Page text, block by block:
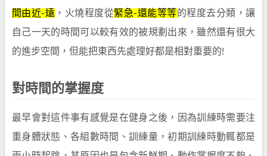
間由近-遠 ，火燒程度從緊急-還能等等 的程度去分類，讓
自己一天的時間可以較有效的被規劃出來，雖然還有很大
的進步空間，但能把東西先處理好都是相對重要的!
對時間的掌握度
最早會對這件事有感覺是在健身之後，因為訓練時需要注
重身體狀態、各組數時間、訓練量，初期訓練時動輒都是